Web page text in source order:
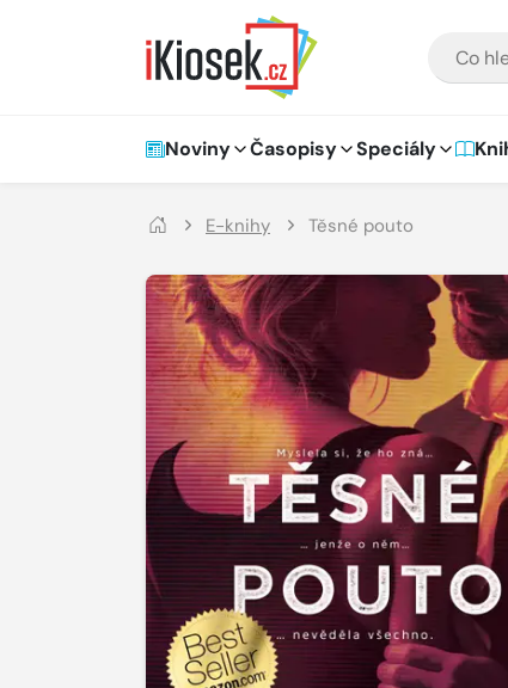
Hlavní navigace
Noviny Časopisy Speciály
E-knihy Těsné pouto